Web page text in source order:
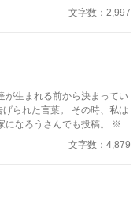
文字数：2,997
葉。 その時、私は
にご
ださい。
文字数：4,879